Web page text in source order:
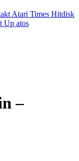
Atari Times Hitdisk
Up atos
–